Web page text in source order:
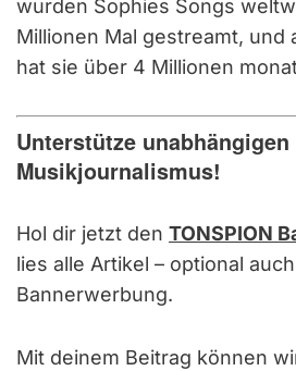
wurden Sophies Songs
Millionen Mal gestreamt, und
hat sie über 4 Millionen
Unterstütze unabhängigen
Musikjournalismus!
Hol dir jetzt den TONSPION
lies alle Artikel – optional
Bannerwerbung.
Mit deinem Beitrag können